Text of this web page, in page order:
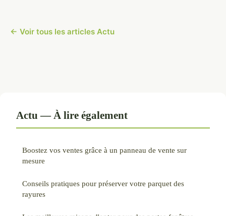
← Voir tous les articles Actu
Actu — À lire également
Boostez vos ventes grâce à un panneau de vente sur
mesure
Conseils pratiques pour préserver votre parquet des
rayures